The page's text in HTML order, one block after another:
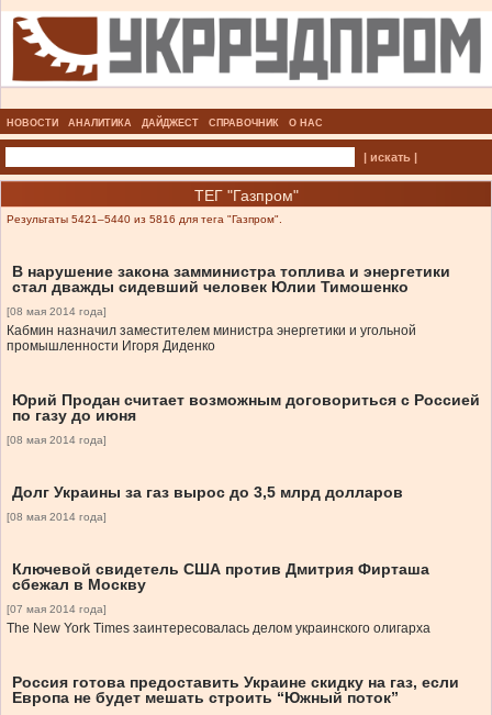
НОВОСТИ АНАЛИТИКА ДАЙДЖЕСТ СПРАВОЧНИК О НАС
| искать |
ТЕГ "Газпром"
Результаты 5421–5440 из 5816 для тега "Газпром".
В нарушение закона замминистра топлива и энергетики
стал дважды сидевший человек Юлии Тимошенко
[08 мая 2014 года]
Кабмин назначил заместителем министра энергетики и угольной
промышленности Игоря Диденко
Юрий Продан считает возможным договориться с Россией
по газу до июня
[08 мая 2014 года]
Долг Украины за газ вырос до 3,5 млрд долларов
[08 мая 2014 года]
Ключевой свидетель США против Дмитрия Фирташа
сбежал в Москву
[07 мая 2014 года]
The New York Times заинтересовалась делом украинского олигарха
Россия готова предоставить Украине скидку на газ, если
Европа не будет мешать строить “Южный поток”